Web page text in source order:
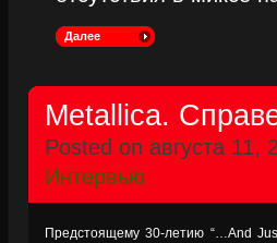
Далее
Metallica.
Posted on августа 11,
Интервью
Предстоящему 30-летию “…And